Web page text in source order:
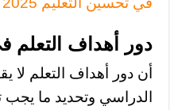
دور أهداف التعلم
أن دور أهداف التعلم لا
الدراسي وتحديد ما يجب